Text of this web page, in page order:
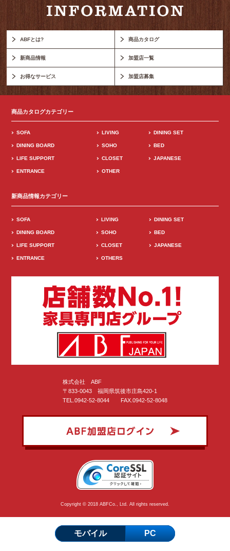
ABFとは? 商品カタログ
新商品情報 加盟店一覧
お得なサービス 加盟店募集
商品カタログカテゴリー
SOFA LIVING DINING SET
DINING BOARD SOHO BED
LIFE SUPPORT CLOSET JAPANESE
ENTRANCE OTHER
新商品情報カテゴリー
SOFA LIVING DINING SET
DINING BOARD SOHO BED
LIFE SUPPORT CLOSET JAPANESE
ENTRANCE OTHERS
株式会社 ABF
〒833-0043 福岡県筑後市庄島420-1
TEL.0942-52-8044 FAX.0942-52-8048
Copyright © 2018 ABFCo., Ltd. All rights reserved.
モバイル PC